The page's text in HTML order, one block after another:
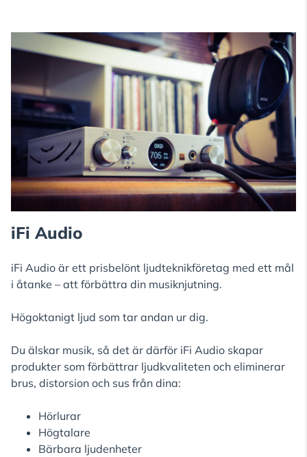
iFi Audio
iFi Audio är ett prisbelönt ljudteknikföretag med ett mål
i åtanke – att förbättra din musiknjutning.
Högoktanigt ljud som tar andan ur dig.
Du älskar musik, så det är därför iFi Audio skapar
produkter som förbättrar ljudkvaliteten och eliminerar
brus, distorsion och sus från dina:
Hörlurar
Högtalare
Bärbara ljudenheter